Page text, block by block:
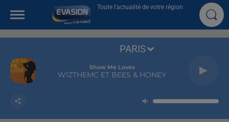
Toute l'actualité de votre région
Show Me Loves
WIZTHEMC ET BEES & HONEY
PARIS